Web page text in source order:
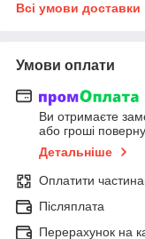
Всі умови доставки
Умови оплати
Ви отримаєте
або гроші
Детальніше
Оплатити
Післяплата
Перерахунок на